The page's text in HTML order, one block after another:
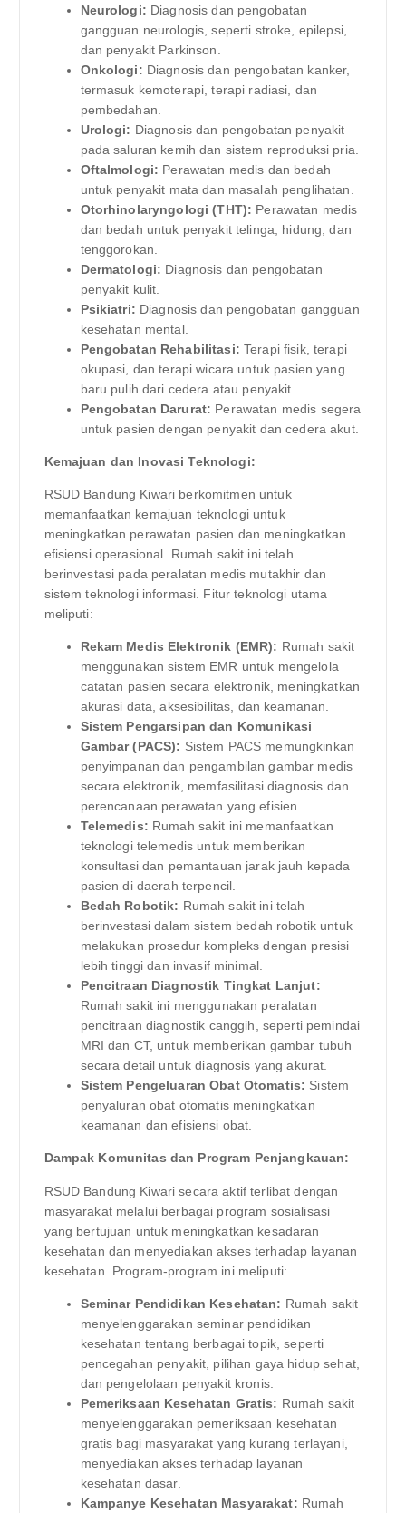
Neurologi: Diagnosis dan pengobatan
gangguan neurologis, seperti stroke, epilepsi,
dan penyakit Parkinson.
Onkologi: Diagnosis dan pengobatan kanker,
termasuk kemoterapi, terapi radiasi, dan
pembedahan.
Urologi: Diagnosis dan pengobatan penyakit
pada saluran kemih dan sistem reproduksi pria.
Oftalmologi: Perawatan medis dan bedah
untuk penyakit mata dan masalah penglihatan.
Otorhinolaryngologi (THT): Perawatan medis
dan bedah untuk penyakit telinga, hidung, dan
tenggorokan.
Dermatologi: Diagnosis dan pengobatan
penyakit kulit.
Psikiatri: Diagnosis dan pengobatan gangguan
kesehatan mental.
Pengobatan Rehabilitasi: Terapi fisik, terapi
okupasi, dan terapi wicara untuk pasien yang
baru pulih dari cedera atau penyakit.
Pengobatan Darurat: Perawatan medis segera
untuk pasien dengan penyakit dan cedera akut.
Kemajuan dan Inovasi Teknologi:
RSUD Bandung Kiwari berkomitmen untuk
memanfaatkan kemajuan teknologi untuk
meningkatkan perawatan pasien dan meningkatkan
efisiensi operasional. Rumah sakit ini telah
berinvestasi pada peralatan medis mutakhir dan
sistem teknologi informasi. Fitur teknologi utama
meliputi:
Rekam Medis Elektronik (EMR): Rumah sakit
menggunakan sistem EMR untuk mengelola
catatan pasien secara elektronik, meningkatkan
akurasi data, aksesibilitas, dan keamanan.
Sistem Pengarsipan dan Komunikasi
Gambar (PACS): Sistem PACS memungkinkan
penyimpanan dan pengambilan gambar medis
secara elektronik, memfasilitasi diagnosis dan
perencanaan perawatan yang efisien.
Telemedis: Rumah sakit ini memanfaatkan
teknologi telemedis untuk memberikan
konsultasi dan pemantauan jarak jauh kepada
pasien di daerah terpencil.
Bedah Robotik: Rumah sakit ini telah
berinvestasi dalam sistem bedah robotik untuk
melakukan prosedur kompleks dengan presisi
lebih tinggi dan invasif minimal.
Pencitraan Diagnostik Tingkat Lanjut:
Rumah sakit ini menggunakan peralatan
pencitraan diagnostik canggih, seperti pemindai
MRI dan CT, untuk memberikan gambar tubuh
secara detail untuk diagnosis yang akurat.
Sistem Pengeluaran Obat Otomatis: Sistem
penyaluran obat otomatis meningkatkan
keamanan dan efisiensi obat.
Dampak Komunitas dan Program Penjangkauan:
RSUD Bandung Kiwari secara aktif terlibat dengan
masyarakat melalui berbagai program sosialisasi
yang bertujuan untuk meningkatkan kesadaran
kesehatan dan menyediakan akses terhadap layanan
kesehatan. Program-program ini meliputi:
Seminar Pendidikan Kesehatan: Rumah sakit
menyelenggarakan seminar pendidikan
kesehatan tentang berbagai topik, seperti
pencegahan penyakit, pilihan gaya hidup sehat,
dan pengelolaan penyakit kronis.
Pemeriksaan Kesehatan Gratis: Rumah sakit
menyelenggarakan pemeriksaan kesehatan
gratis bagi masyarakat yang kurang terlayani,
menyediakan akses terhadap layanan
kesehatan dasar.
Kampanye Kesehatan Masyarakat: Rumah